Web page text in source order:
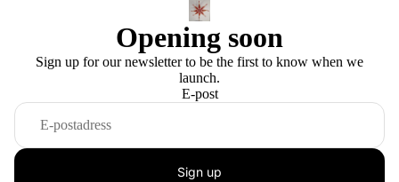
Opening soon
Sign up for our newsletter to be the first to know when we
launch.
E-post
Sign up